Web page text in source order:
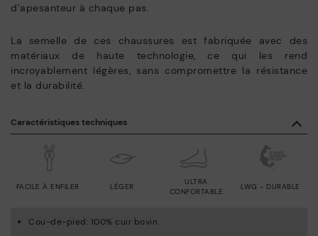
d’apesanteur à chaque pas.
La semelle de ces chaussures est fabriquée avec des
matériaux de haute technologie, ce qui les rend
incroyablement légères, sans compromettre la résistance
et la durabilité.
Caractéristiques techniques
LÉGER
FACILE À ENFILER
ULTRA
CONFORTABLE
LWG - DURABLE
Cou-de-pied: 100% cuir bovin